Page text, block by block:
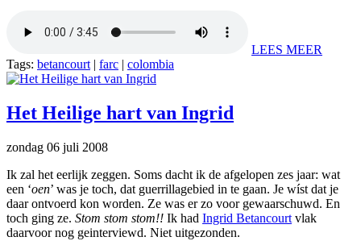
LEES MEER
Tags: betancourt | farc | colombia
Het Heilige hart van Ingrid
zondag 06 juli 2008
Ik zal het eerlijk zeggen. Soms dacht ik de afgelopen zes jaar: wat
een ‘oen’ was je toch, dat guerrillagebied in te gaan. Je wíst dat je
daar ontvoerd kon worden. Ze was er zo voor gewaarschuwd. En
toch ging ze. Stom stom stom!! Ik had Ingrid Betancourt vlak
daarvoor nog geinterviewd. Niet uitgezonden.